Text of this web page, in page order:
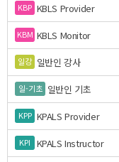
KBP KBLS Provider
KBM KBLS Monitor
일강 일반인 강사
일-기초 일반인 기초
KPP KPALS Provider
KPI KPALS Instructor